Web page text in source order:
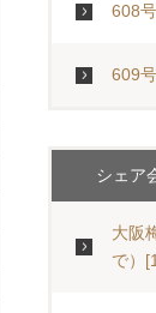
608
609
シェア
大阪
で）